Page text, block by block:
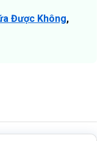
Được Không,